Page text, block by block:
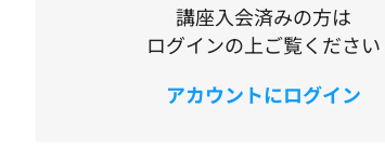
講座入会済みの方は
ログインの上ご覧ください
アカウントにログイン